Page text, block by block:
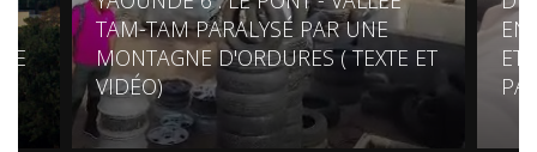
TAM-TAM PARALYSÉ PAR UNE
MONTAGNE D'ORDURES ( TEXTE ET
VIDÉO)
ET